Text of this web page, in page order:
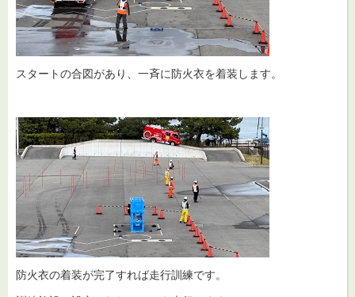
スタートの合図があり、一斉に防火衣を着装します。
防火衣の着装が完了すれば走行訓練です。